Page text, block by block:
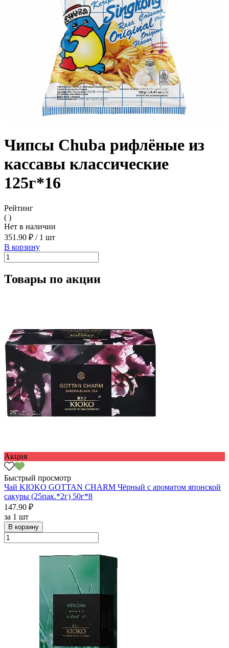
Чипсы Chuba рифлёные из
кассавы классические
125г*16
Рейтинг
( )
Нет в наличии
351.90 ₽ /1 шт
В корзину
Товары по акции
Акция
Быстрый просмотр
Чай KIOKO GOTTAN CHARM Чёрный с ароматом японской
сакуры (25пак.*2г) 50г*8
147.90 ₽
за 1 шт
В корзину